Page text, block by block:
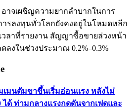
อาจเผชิญความยากลำบากในการ
ารลงทุนทั่วโลกยังคงอยู่ในโหมดหลีก
วลาที่รายงาน สัญญาซื้อขายล่วงหน้า
งในช่วงประมาณ 0.2%–0.3%
เมนตัมขาขึ้นเริ่มอ่อนแรง หลังไม่
ได้ ท่ามกลางแรงกดดันจากเฟดและ